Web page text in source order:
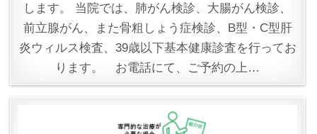
します。 当院では、肺がん検診、大腸がん検診、
前立腺がん、また骨粗しょう症検診、B型・C型肝
炎ウィルス検査、39歳以下基本健康診査を行ってお
ります。 お電話にて、ご予約の上…